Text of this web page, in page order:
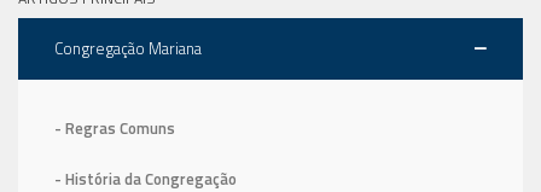
Congregação Mariana
- Regras Comuns
- História da Congregação